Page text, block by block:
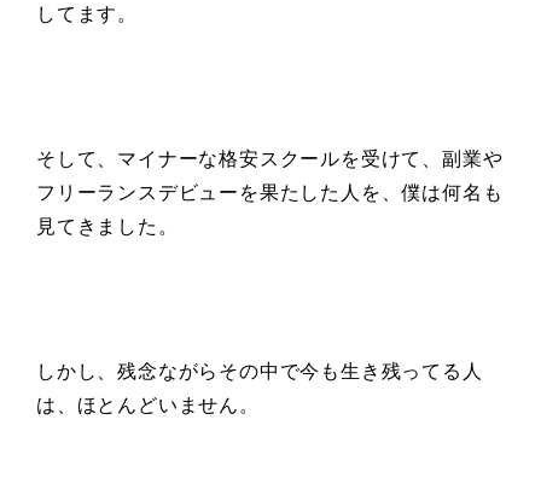
してます。
そして、マイナーな格安スクールを受けて、副業や
フリーランスデビューを果たした人を、僕は何名も
見てきました。
しかし、残念ながらその中で今も生き残ってる人
は、ほとんどいません。